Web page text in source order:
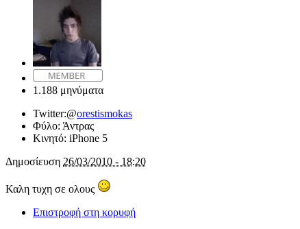
1.188 μηνύματα
Twitter:@orestismokas
Φύλο: Άντρας
Κινητό: iPhone 5
Δημοσίευση 26/03/2010 - 18:20
Καλη τυχη σε ολους
Επιστροφή στη κορυφή